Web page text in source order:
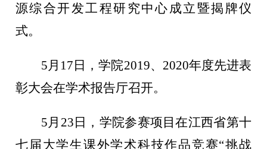
源综合开发工程研究中心成立暨揭牌仪
式。
5月17日，学院2019、2020年度先进表
彰大会在学术报告厅召开。
5月23日，学院参赛项目在江西省第十
七届大学生课外学术科技作品竞赛“挑战